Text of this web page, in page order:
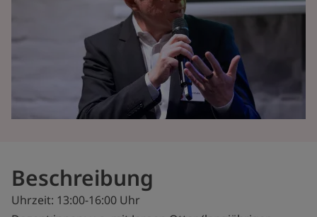
Beschreibung
Uhrzeit: 13:00-16:00 Uhr